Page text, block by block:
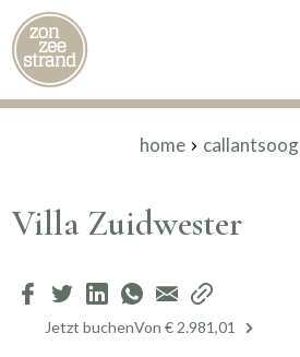
home callantsoog
Villa Zuidwester
Jetzt buchenVon € 2.981,01